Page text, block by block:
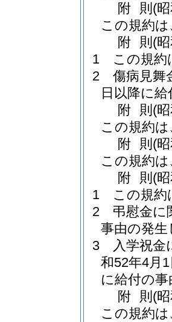
附 則 (
この規約
附 則 (
1
この規約
2
傷病見舞
日以降に
附 則 (
この規約
附 則 (
この規約
附 則 (
1
この規約
2
弔慰金に
事由の発
3
入学祝
和52年4月
に給付の
附 則 (
この規約